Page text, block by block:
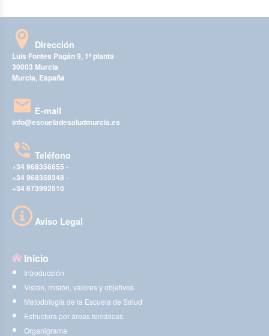
Dirección
Luis Fontes Pagán 9, 1ª planta
30003 Murcia
Murcia, España
E-mail
info@escueladesaludmurcia.es
Teléfono
+34 968356655 -
+34 968359348 -
+34 673992510
Aviso Legal
Inicio
Introducción
Visión, misión, valores y objetivos
Metodología de la Escuela de Salud
Estructura por áreas temáticas
Organigrama